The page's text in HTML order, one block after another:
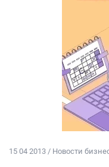
15 04 2013 / Новости